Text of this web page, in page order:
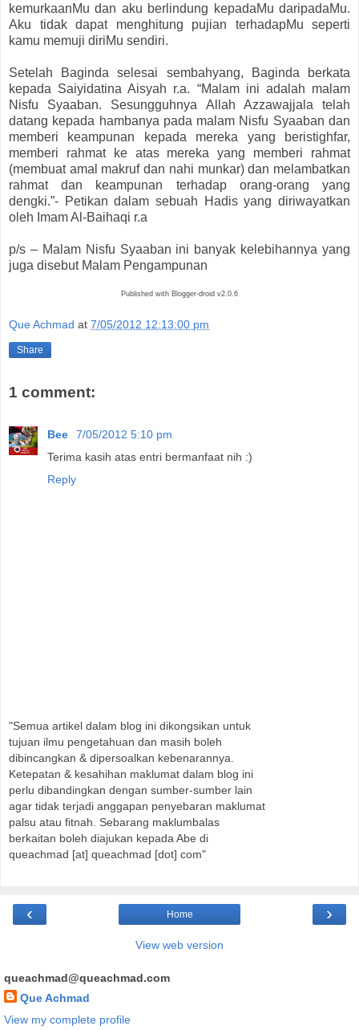
kemurkaanMu dan aku berlindung kepadaMu daripadaMu.
Aku tidak dapat menghitung pujian terhadapMu seperti
kamu memuji diriMu sendiri.
Setelah Baginda selesai sembahyang, Baginda berkata
kepada Saiyidatina Aisyah r.a. “Malam ini adalah malam
Nisfu Syaaban. Sesungguhnya Allah Azzawajjala telah
datang kepada hambanya pada malam Nisfu Syaaban dan
memberi keampunan kepada mereka yang beristighfar,
memberi rahmat ke atas mereka yang memberi rahmat
(membuat amal makruf dan nahi munkar) dan melambatkan
rahmat dan keampunan terhadap orang-orang yang
dengki.”- Petikan dalam sebuah Hadis yang diriwayatkan
oleh Imam Al-Baihaqi r.a
p/s – Malam Nisfu Syaaban ini banyak kelebihannya yang
juga disebut Malam Pengampunan
Published with Blogger-droid v2.0.6
Que Achmad at 7/05/2012 12:13:00 pm
Share
1 comment:
Bee
7/05/2012 5:10 pm
Terima kasih atas entri bermanfaat nih :)
Reply
"Semua artikel dalam blog ini dikongsikan untuk
tujuan ilmu pengetahuan dan masih boleh
dibincangkan & dipersoalkan kebenarannya.
Ketepatan & kesahihan maklumat dalam blog ini
perlu dibandingkan dengan sumber-sumber lain
agar tidak terjadi anggapan penyebaran maklumat
palsu atau fitnah. Sebarang maklumbalas
berkaitan boleh diajukan kepada Abe di
queachmad [at] queachmad [dot] com"
‹ ›
Home
View web version
queachmad@queachmad.com
Que Achmad
View my complete profile